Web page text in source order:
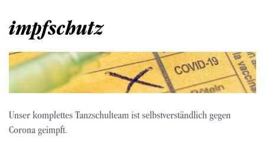
impfschutz
Bild
Unser komplettes Tanzschulteam ist selbstverständlich gegen
Corona geimpft.